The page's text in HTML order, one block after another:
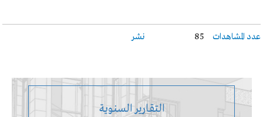
نشر عدد المشاهدات 85
التقارير السنوية